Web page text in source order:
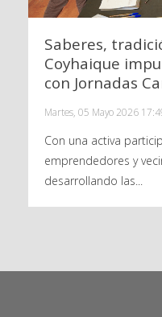
Saberes,
Coyhaique
con Jornadas
Martes, 05 Mayo 2026
Con una activa
emprendedores y
desarrollando las...